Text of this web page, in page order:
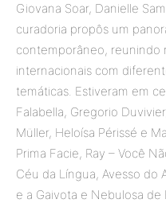
Giovana Soar, Danielle
curadoria propôs um
contemporâneo, reunindo
internacionais com
temáticas. Estiveram em
Falabella, Gregorio
Müller, Heloísa Périssé e
Prima Facie, Ray – Você
Céu da Língua, Avesso do
e a Gaivota e Nebulosa